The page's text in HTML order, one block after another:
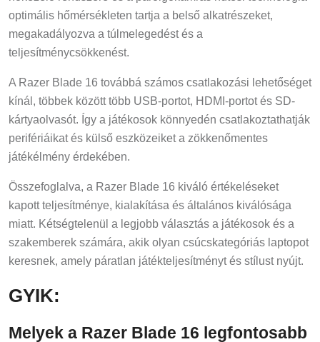
optimális hőmérsékleten tartja a belső alkatrészeket,
megakadályozva a túlmelegedést és a
teljesítménycsökkenést.
A Razer Blade 16 továbbá számos csatlakozási lehetőséget
kínál, többek között több USB-portot, HDMI-portot és SD-
kártyaolvasót. Így a játékosok könnyedén csatlakoztathatják
perifériáikat és külső eszközeiket a zökkenőmentes
játékélmény érdekében.
Összefoglalva, a Razer Blade 16 kiváló értékeléseket
kapott teljesítménye, kialakítása és általános kiválósága
miatt. Kétségtelenül a legjobb választás a játékosok és a
szakemberek számára, akik olyan csúcskategóriás laptopot
keresnek, amely páratlan játékteljesítményt és stílust nyújt.
GYIK:
Melyek a Razer Blade 16 legfontosabb